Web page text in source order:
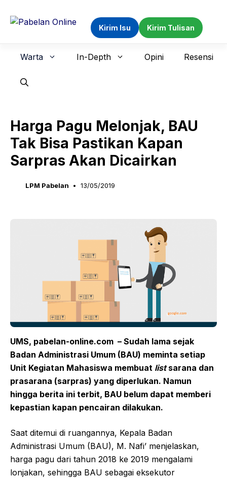
Kirim Isu Kirim Tulisan
Warta In-Depth Opini Resensi
Harga Pagu Melonjak, BAU
Tak Bisa Pastikan Kapan
Sarpras Akan Dicairkan
LPM Pabelan 13/05/2019
UMS, pabelan-online.com – Sudah lama sejak
Badan Administrasi Umum (BAU) meminta setiap
Unit Kegiatan Mahasiswa membuat listsarana dan
prasarana (sarpras) yang diperlukan. Namun
hingga berita ini terbit, BAU belum dapat memberi
kepastian kapan pencairan dilakukan.
Saat ditemui di ruangannya, Kepala Badan
Administrasi Umum (BAU), M. Nafi’ menjelaskan,
harga pagu dari tahun 2018 ke 2019 mengalami
lonjakan, sehingga BAU sebagai eksekutor